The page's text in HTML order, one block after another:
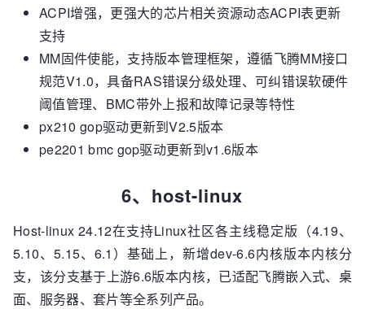
ACPI增强，更强大的芯片相关资源动态ACPI表更新
支持
MM固件使能，支持版本管理框架，遵循飞腾MM接口
规范V1.0，具备RAS错误分级处理、可纠错误软硬件
阈值管理、BMC带外上报和故障记录等特性
px210 gop驱动更新到V2.5版本
pe2201 bmc gop驱动更新到v1.6版本
6、host-linux
Host-linux 24.12在支持Linux社区各主线稳定版（4.19、
5.10、5.15、6.1）基础上，新增dev-6.6内核版本内核分
支，该分支基于上游6.6版本内核，已适配飞腾嵌入式、桌
面、服务器、套片等全系列产品。